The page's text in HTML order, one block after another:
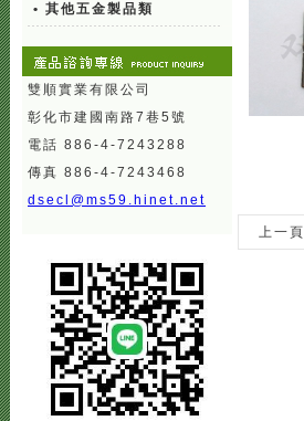
• 其他五金製品類
雙順實業有限公司
彰化市建國南路7巷5號
電話 886-4-7243288
傳真 886-4-7243468
dsecl@ms59.hinet.net
上一頁